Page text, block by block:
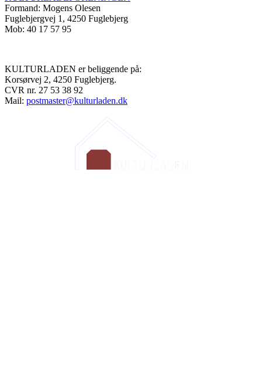
Formand: Mogens Olesen
Fuglebjergvej 1, 4250 Fuglebjerg
Mob: 40 17 57 95
KULTURLADEN er beliggende på:
Korsørvej 2, 4250 Fuglebjerg.
CVR nr. 27 53 38 92
Mail: postmaster@kulturladen.dk